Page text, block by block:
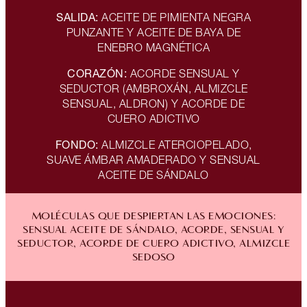
SALIDA: ACEITE DE PIMIENTA NEGRA
PUNZANTE Y ACEITE DE BAYA DE
ENEBRO MAGNÉTICA
CORAZÓN: ACORDE SENSUAL Y
SEDUCTOR (AMBROXÁN, ALMIZCLE
SENSUAL, ALDRON) Y ACORDE DE
CUERO ADICTIVO
FONDO: ALMIZCLE ATERCIOPELADO,
SUAVE ÁMBAR AMADERADO Y SENSUAL
ACEITE DE SÁNDALO
MOLÉCULAS QUE DESPIERTAN LAS EMOCIONES:
SENSUAL ACEITE DE SÁNDALO, ACORDE, SENSUAL Y
SEDUCTOR, ACORDE DE CUERO ADICTIVO, ALMIZCLE
SEDOSO